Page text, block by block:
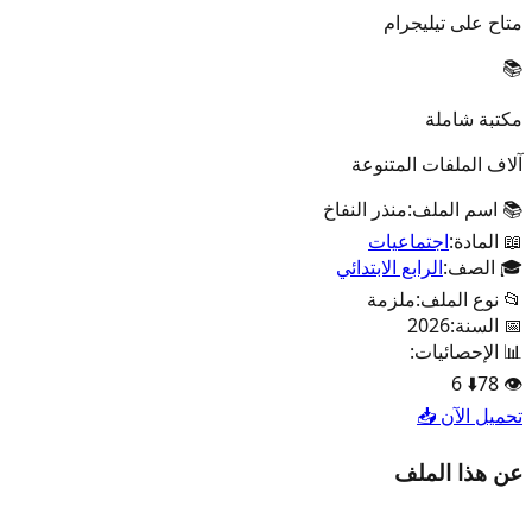
متاح على تيليجرام
📚
مكتبة شاملة
آلاف الملفات المتنوعة
📚 اسم الملف:منذر النفاخ
📖 المادة:اجتماعيات
🎓 الصف:الرابع الابتدائي
📂 نوع الملف:ملزمة
📅 السنة:2026
📊 الإحصائيات:
👁️
78
⬇️
6
تحميل الآن 📥
عن هذا الملف